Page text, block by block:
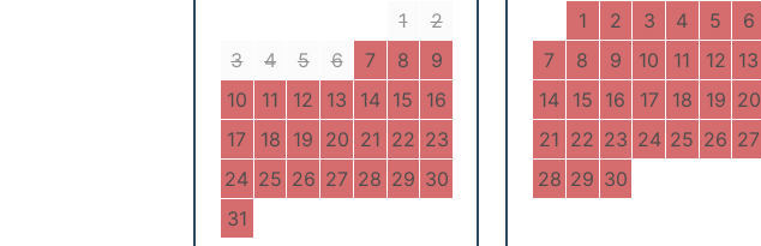
1
2
3
4 5 6 7 8
9
10
11 12 13 14 15
16
17
18 19 20 21 22 23
24 25 26 27 28 29 30
31
1
2 3 4 5
6
7
8 9 10 11 12 13
14 15 16 17 18 19 20
21 22 23 24 25 26 27
28 29 30